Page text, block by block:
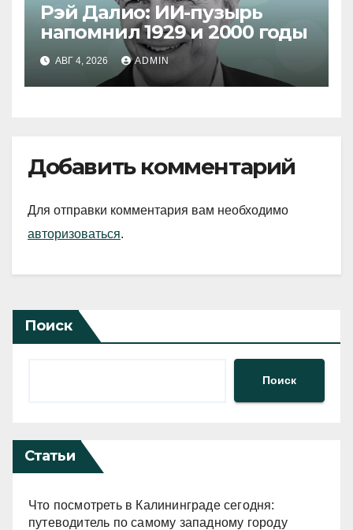
Рэй Далио: ИИ-пузырь
напомнил 1929 и 2000 годы
АВГ 4, 2026 ADMIN
Добавить комментарий
Для отправки комментария вам необходимо
авторизоваться.
Поиск
Поиск
Статьи
Что посмотреть в Калининграде сегодня:
путеводитель по самому западному городу